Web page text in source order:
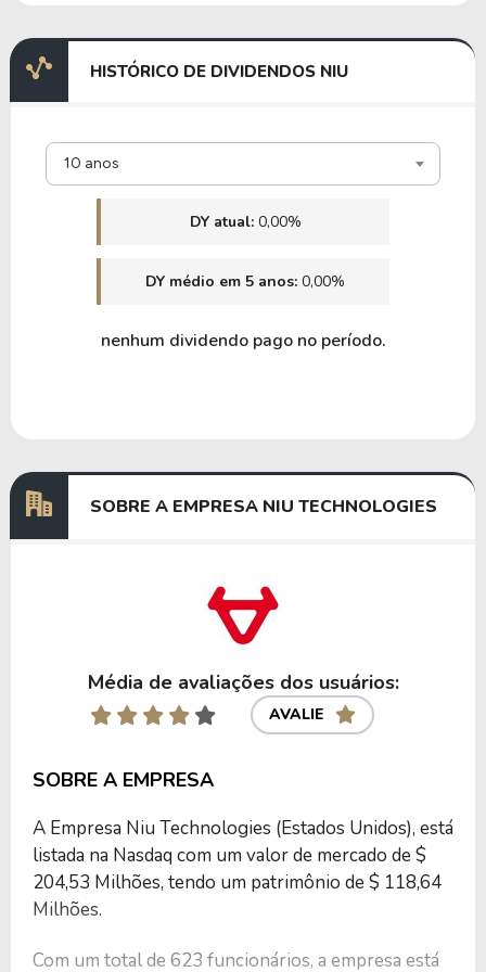
HISTÓRICO DE DIVIDENDOS NIU
10 anos
DY atual: 0,00%
DY médio em 5 anos: 0,00%
nenhum dividendo pago no período.
SOBRE A EMPRESA NIU TECHNOLOGIES
Média de avaliações dos usuários:
AVALIE
SOBRE A EMPRESA
A Empresa Niu Technologies (Estados Unidos), está
listada na Nasdaq com um valor de mercado de $
204,53 Milhões, tendo um patrimônio de $ 118,64
Milhões.
Com um total de 623 funcionários, a empresa está